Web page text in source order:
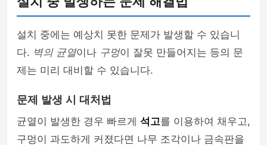
설치 중에는 예상치 못한 문제가 발생할 수 있습니
다. 벽의 균열이나 구멍이 잘못 만들어지는 등의 문
제는 미리 대비할 수 있습니다.
문제 발생 시 대처법
균열이 발생한 경우 빠르게 석고를 이용하여 채우고,
구멍이 과도하게 커졌다면 나무 조각이나 금속판을